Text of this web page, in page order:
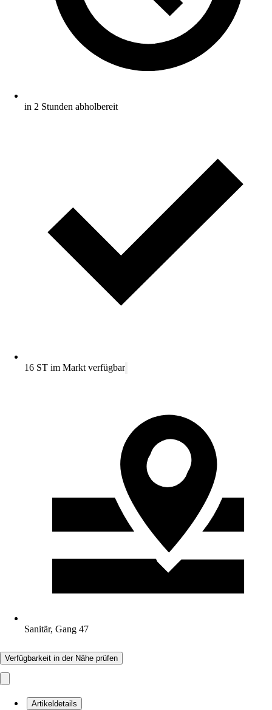
in 2 Stunden abholbereit
16 ST im Markt verfügbar
Sanitär, Gang 47
Verfügbarkeit in der Nähe prüfen
Artikeldetails